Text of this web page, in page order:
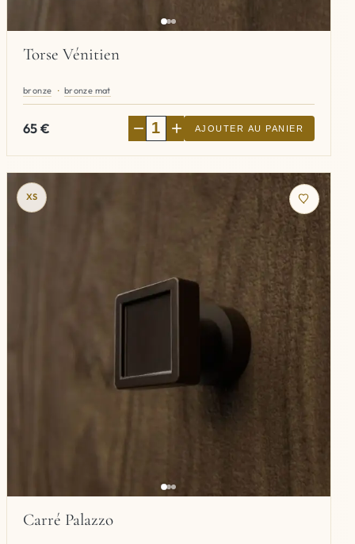
Torse Vénitien
bronze bronze mat
65€ − + AJOUTER AU PANIER
XS
Carré Palazzo